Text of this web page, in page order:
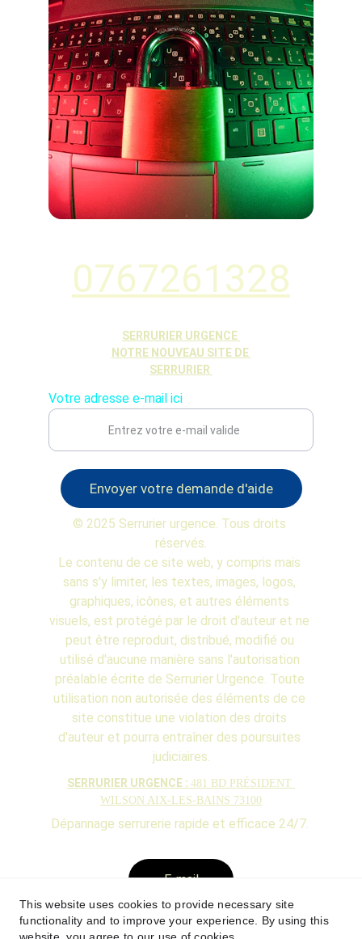
Dépannage serrurerie rapide et efficace 24/7.
SERRURIER URGENCE : 481 BD PRÉSIDENT
WILSON AIX-LES-BAINS 73100
SERRURIER URGENCE
NOTRE NOUVEAU SITE DE
SERRURIER
0767261328
Votre adresse e-mail ici
Envoyer votre demande d'aide
© 2025 Serrurier urgence. Tous droits
réservés.
Le contenu de ce site web, y compris mais
sans s'y limiter, les textes, images, logos,
graphiques, icônes, et autres éléments
visuels, est protégé par le droit d'auteur et ne
peut être reproduit, distribué, modifié ou
utilisé d'aucune manière sans l'autorisation
préalable écrite de Serrurier Urgence. Toute
utilisation non autorisée des éléments de ce
site constitue une violation des droits
d'auteur et pourra entraîner des poursuites
judiciaires.
E-mail
Serrurier Urgence
This website uses cookies to provide necessary site
functionality and to improve your experience. By using this